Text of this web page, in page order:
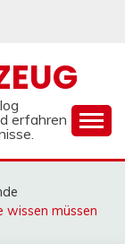
erfahren
wissen müssen